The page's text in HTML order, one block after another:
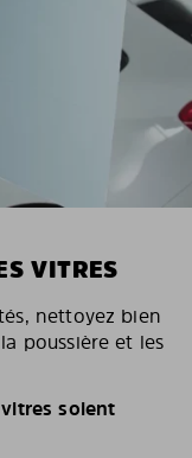
VITRES
nettoyez bien
poussière et les
soient